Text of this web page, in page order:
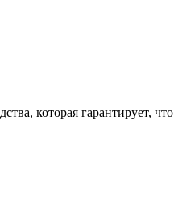
которая гарантирует, что